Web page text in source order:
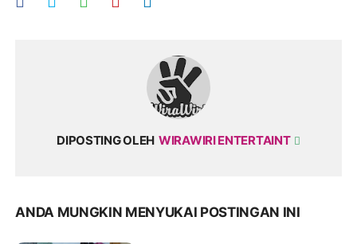
DIPOSTING OLEH WIRAWIRI ENTERTAINT
ANDA MUNGKIN MENYUKAI POSTINGAN INI